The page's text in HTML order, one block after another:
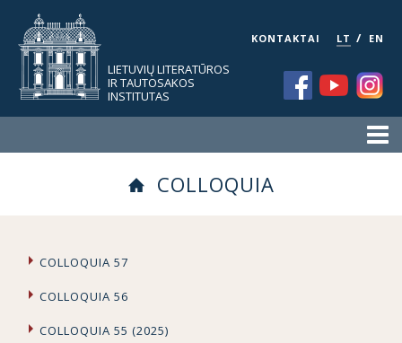
LIETUVIŲ LITERATŪROS
IR TAUTOSAKOS
INSTITUTAS
KONTAKTAI LT / EN
COLLOQUIA
COLLOQUIA 57
COLLOQUIA 56
COLLOQUIA 55 (2025)